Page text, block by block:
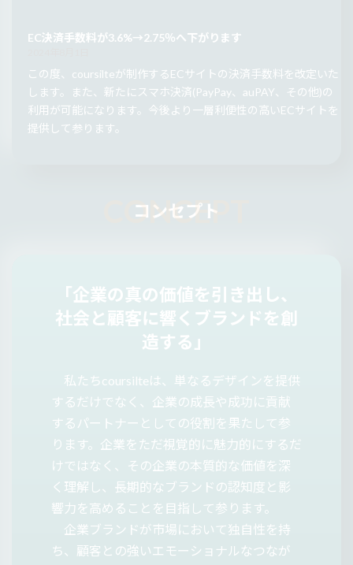
EC決済手数料が3.6%→2.75％へ下がります
この度、coursilteが制作するECサイトの決済手数料を改定いた
します。また、新たにスマホ決済(PayPay、auPAY、その他)の
利用が可能になります。今後より一層利便性の高いECサイトを
提供して参ります。
コンセプト
「企業の真の価値を引き出し、
社会と顧客に響くブランドを創
造する」
私たちcoursilteは、単なるデザインを提供
するだけでなく、企業の成長や成功に貢献
するパートナーとしての役割を果たして参
ります。企業をただ視覚的に魅力的にするだ
けではなく、その企業の本質的な価値を深
く理解し、長期的なブランドの認知度と影
響力を高めることを目指して参ります。
企業ブランドが市場において独自性を持
ち、顧客との強いエモーショナルなつなが